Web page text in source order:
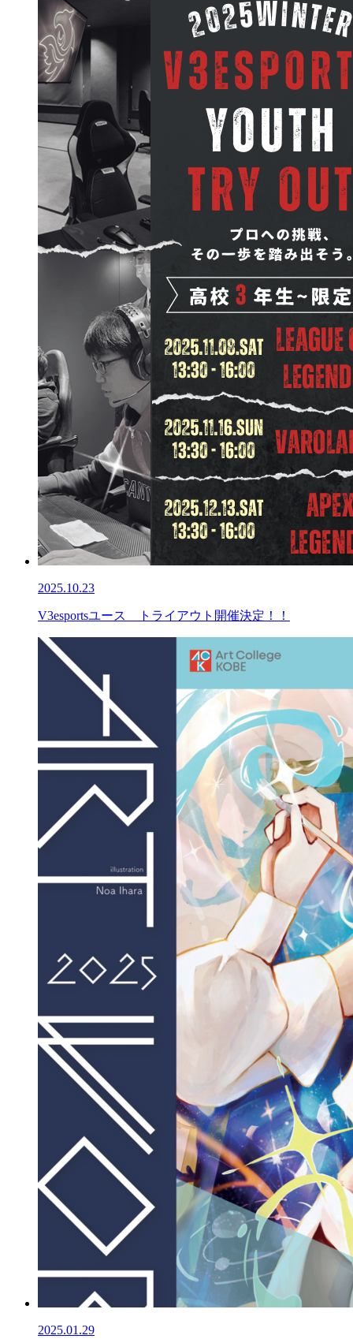
2025.10.23
V3esportsユース トライアウト開催決定！！
2025.01.29